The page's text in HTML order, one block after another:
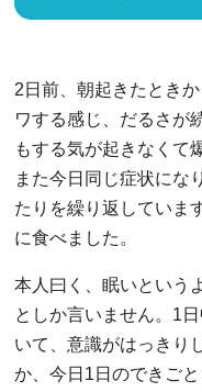
2日前、朝起きたとき
ワする感じ、だるさが
もする気が起きなくて
また今日同じ症状にな
たりを繰り返していま
に食べました。
本人曰く、眠いという
としか言いません。1
いて、意識がはっきり
か、今日1日のできご